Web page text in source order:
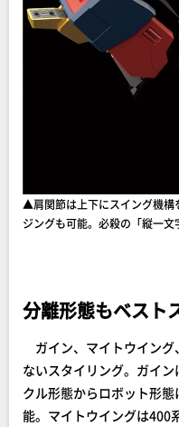
▲肩関節は上下にスイング機構
ジングも可能。必殺の「縦一
分離形態もベスト
ガイン、マイトウイング
ないスタイリング。ガイ
クル形態からロボット形
能。マイトウイングは400